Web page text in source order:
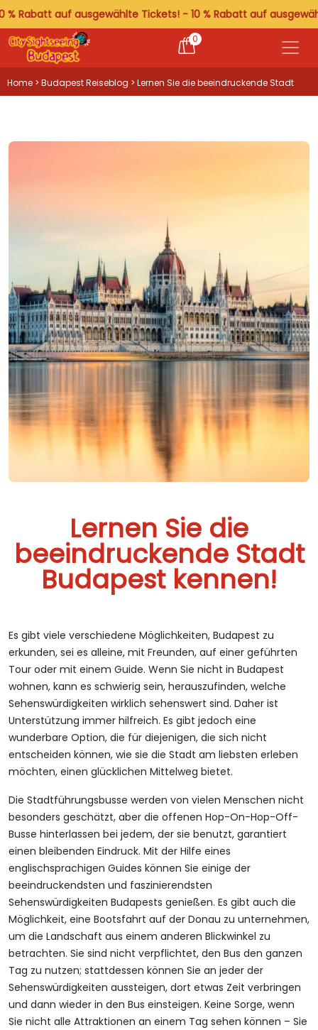
auf ausgewählte Tickets! - 10 % Rabatt auf
0
Home > Budapest Reiseblog > Lernen Sie die beeindruckende Stadt
Budapest kennen!
Lernen Sie die
beeindruckende Stadt
Budapest kennen!
Es gibt viele verschiedene Möglichkeiten, Budapest zu
erkunden, sei es alleine, mit Freunden, auf einer geführten
Tour oder mit einem Guide. Wenn Sie nicht in Budapest
wohnen, kann es schwierig sein, herauszufinden, welche
Sehenswürdigkeiten wirklich sehenswert sind. Daher ist
Unterstützung immer hilfreich. Es gibt jedoch eine
wunderbare Option, die für diejenigen, die sich nicht
entscheiden können, wie sie die Stadt am liebsten erleben
möchten, einen glücklichen Mittelweg bietet.
Die Stadtführungsbusse werden von vielen Menschen nicht
besonders geschätzt, aber die offenen Hop-On-Hop-Off-
Busse hinterlassen bei jedem, der sie benutzt, garantiert
einen bleibenden Eindruck. Mit der Hilfe eines
englischsprachigen Guides können Sie einige der
beeindruckendsten und faszinierendsten
Sehenswürdigkeiten Budapests genießen. Es gibt auch die
Möglichkeit, eine Bootsfahrt auf der Donau zu unternehmen,
um die Landschaft aus einem anderen Blickwinkel zu
betrachten. Sie sind nicht verpflichtet, den Bus den ganzen
Tag zu nutzen; stattdessen können Sie an jeder der
Sehenswürdigkeiten aussteigen, dort etwas Zeit verbringen
und dann wieder in den Bus einsteigen. Keine Sorge, wenn
Sie nicht alle Attraktionen an einem Tag sehen können – Sie